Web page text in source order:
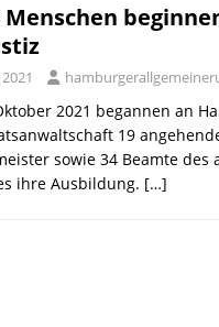
Menschen
2021 begannen an
19
sowie 34 Beamte des
ihre Ausbildung. […]